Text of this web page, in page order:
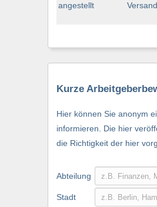
angestellt Versand
Kurze
Hier können Sie anonym
informieren. Die hier
die Richtigkeit der hier
Abteilung
Stadt